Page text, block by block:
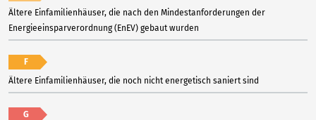
Ältere Einfamilienhäuser, die nach den Mindestanforderungen der
Energieeinsparverordnung (EnEV) gebaut wurden
F
Ältere Einfamilienhäuser, die noch nicht energetisch saniert sind
G